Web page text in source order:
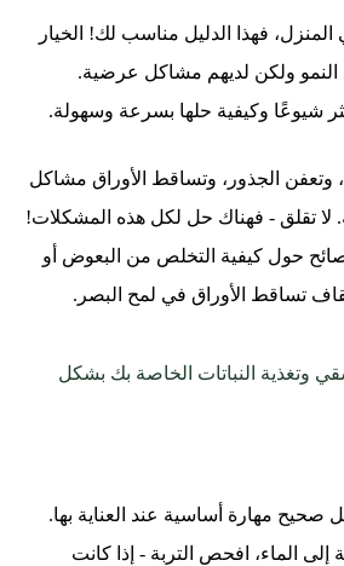
المنزل، فهذا الدليل مناسب لك! الخيار
ولكن لديهم مشاكل عرضية.
شيوعًا وكيفية حلها بسرعة وسهولة.
وتعفن الجذور، وتساقط الأوراق مشاكل
لا تقلق - فهناك حل لكل هذه المشكلات!
حول كيفية التخلص من البعوض أو
تساقط الأوراق في لمح البصر.
وتغذية النباتات الخاصة بك بشكل
صحيح مهارة أساسية عند العناية بها.
إلى الماء، افحص التربة - إذا كانت